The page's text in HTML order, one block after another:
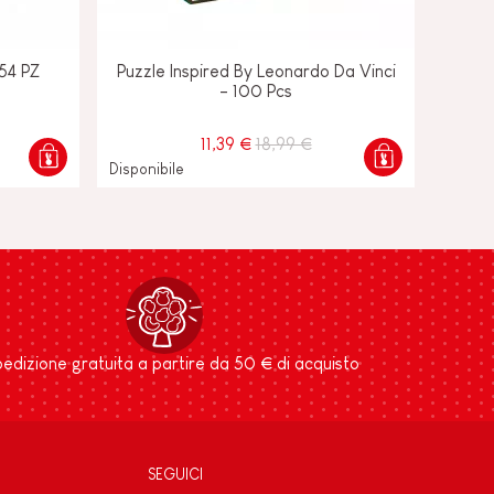
PZ
Puzzle Inspired By Leonardo Da Vinci
- 100 Pcs
11,39 € 18,99 €
Disponibile
gratuita a partire da 50 € di acquisto
SEGUICI